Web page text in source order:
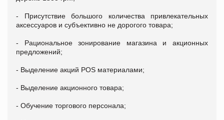
- Присутствие большого количества привлекательных
аксессуаров и субъективно не дорогого товара;
- Рациональное зонирование магазина и акционных
предложений;
- Выделение акций POS материалами;
- Выделение акционного товара;
- Обучение торгового персонала;